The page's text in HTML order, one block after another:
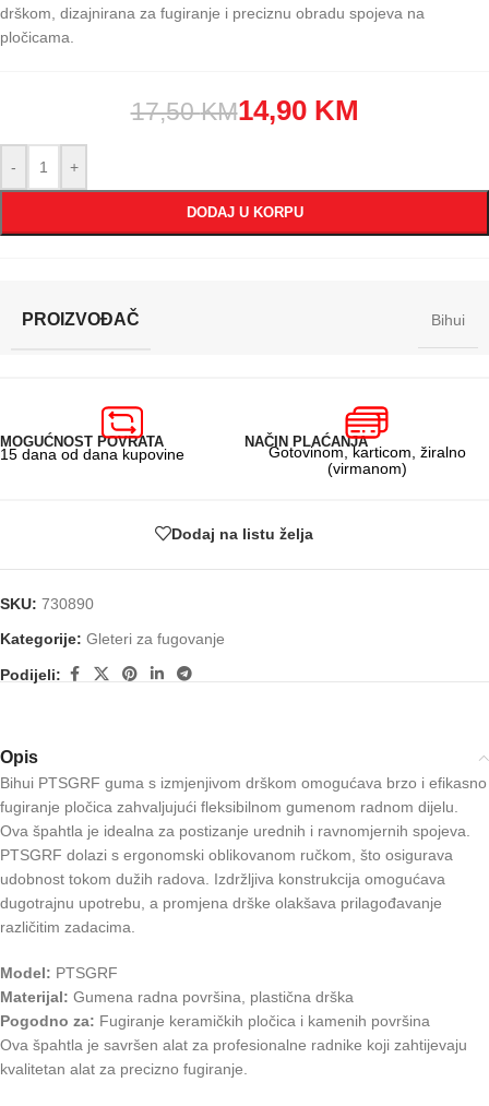
drškom, dizajnirana za fugiranje i preciznu obradu spojeva na
pločicama.
17,50KM14,90 KM
- +
DODAJ U KORPU
PROIZVOĐAČ Bihui
MOGUĆNOST POVRATA
15 dana od dana kupovine
NAČIN PLAĆANJA
Gotovinom, karticom, žiralno
(virmanom)
Dodaj na listu želja
SKU: 730890
Kategorije: Gleteri za fugovanje
Podijeli:
Opis
Bihui PTSGRF guma s izmjenjivom drškom omogućava brzo i efikasno
fugiranje pločica zahvaljujući fleksibilnom gumenom radnom dijelu.
Ova špahtla je idealna za postizanje urednih i ravnomjernih spojeva.
PTSGRF dolazi s ergonomski oblikovanom ručkom, što osigurava
udobnost tokom dužih radova. Izdržljiva konstrukcija omogućava
dugotrajnu upotrebu, a promjena drške olakšava prilagođavanje
različitim zadacima.
Model: PTSGRF
Materijal: Gumena radna površina, plastična drška
Pogodno za: Fugiranje keramičkih pločica i kamenih površina
Ova špahtla je savršen alat za profesionalne radnike koji zahtijevaju
kvalitetan alat za precizno fugiranje.